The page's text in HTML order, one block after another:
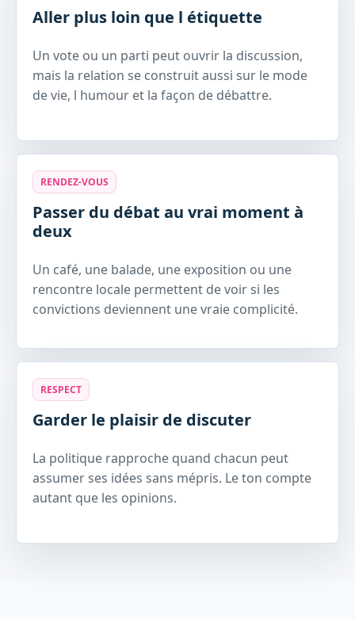
Aller plus loin que l étiquette
Un vote ou un parti peut ouvrir la discussion,
mais la relation se construit aussi sur le mode
de vie, l humour et la façon de débattre.
RENDEZ-VOUS
Passer du débat au vrai moment à
deux
Un café, une balade, une exposition ou une
rencontre locale permettent de voir si les
convictions deviennent une vraie complicité.
RESPECT
Garder le plaisir de discuter
La politique rapproche quand chacun peut
assumer ses idées sans mépris. Le ton compte
autant que les opinions.